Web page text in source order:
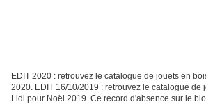
EDIT 2020 : retrouvez le catalogue de jouets en
2020. EDIT 16/10/2019 : retrouvez le catalogue de
Lidl pour Noël 2019. Ce record d'absence sur le